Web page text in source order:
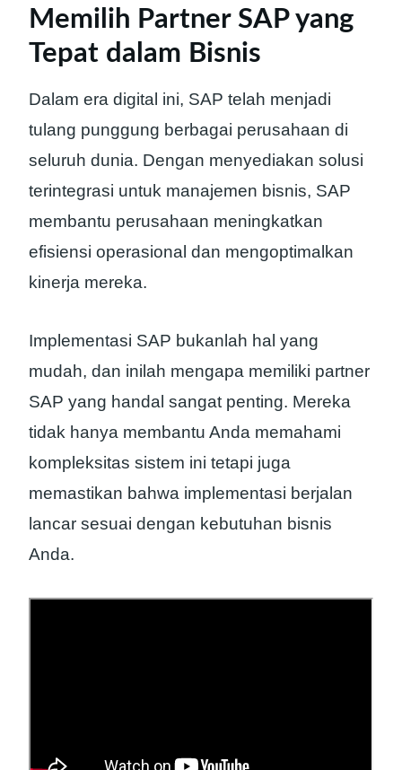
Memilih Partner SAP yang
Tepat dalam Bisnis
Dalam era digital ini, SAP telah menjadi
tulang punggung berbagai perusahaan di
seluruh dunia. Dengan menyediakan solusi
terintegrasi untuk manajemen bisnis, SAP
membantu perusahaan meningkatkan
efisiensi operasional dan mengoptimalkan
kinerja mereka.
Implementasi SAP bukanlah hal yang
mudah, dan inilah mengapa memiliki partner
SAP yang handal sangat penting. Mereka
tidak hanya membantu Anda memahami
kompleksitas sistem ini tetapi juga
memastikan bahwa implementasi berjalan
lancar sesuai dengan kebutuhan bisnis
Anda.